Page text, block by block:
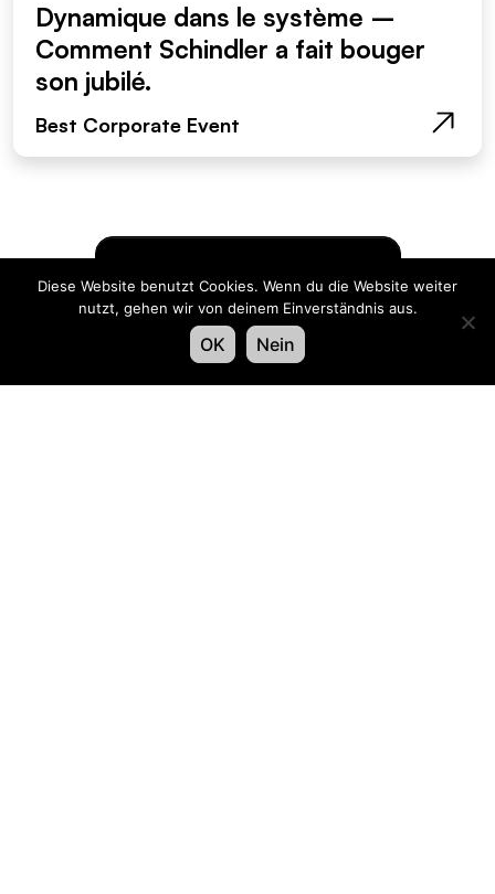
Dynamique dans le système –
Comment Schindler a fait bouger
son jubilé.
Best Corporate Event
Organisateur
Diese Website benutzt Cookies. Wenn du die Website weiter
nutzt, gehen wir von deinem Einverständnis aus.
OK Nein